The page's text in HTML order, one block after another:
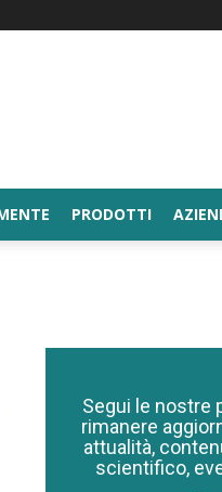
PRODOTTI
Segui le nostre
rimanere
attualità,
scientifico,